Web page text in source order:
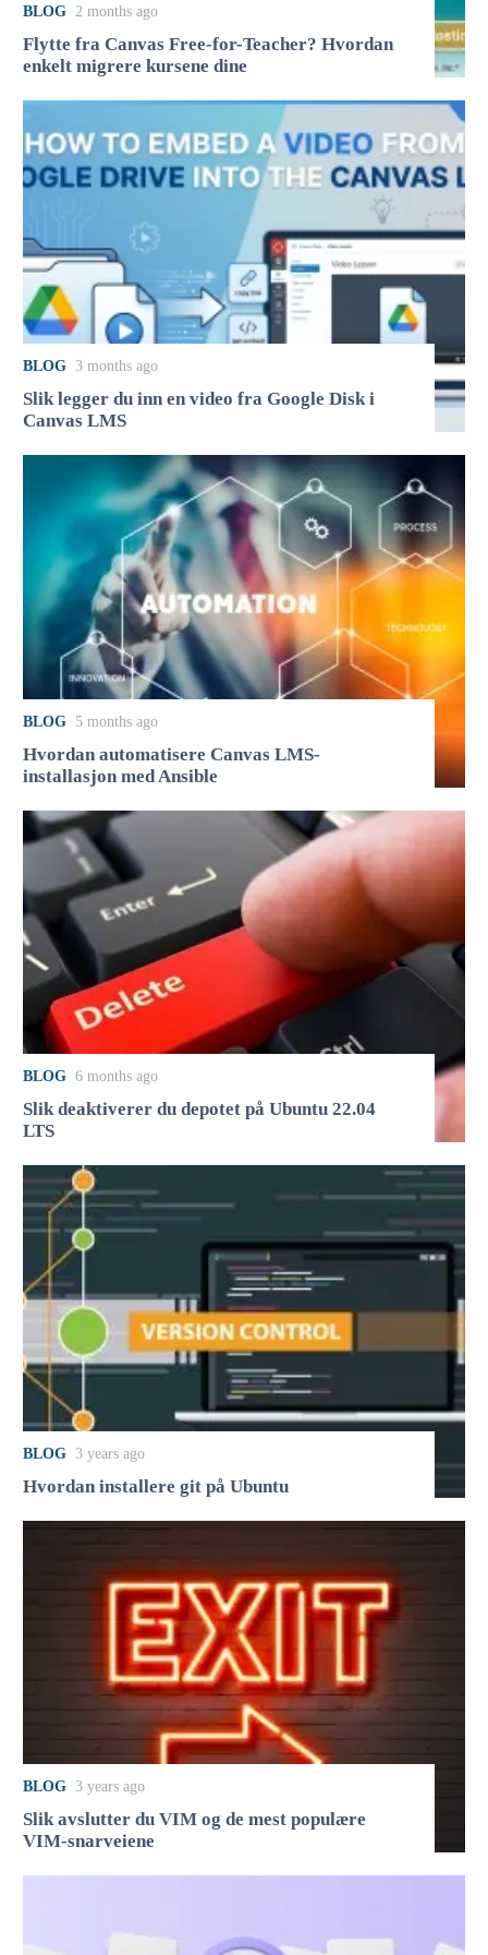
BLOG 2 months ago
Flytte fra Canvas Free-for-Teacher? Hvordan
enkelt migrere kursene dine
BLOG 3 months ago
Slik legger du inn en video fra Google Disk i
Canvas LMS
BLOG 5 months ago
Hvordan automatisere Canvas LMS-
installasjon med Ansible
BLOG 6 months ago
Slik deaktiverer du depotet på Ubuntu 22.04
LTS
BLOG 3 years ago
Hvordan installere git på Ubuntu
BLOG 3 years ago
Slik avslutter du VIM og de mest populære
VIM-snarveiene